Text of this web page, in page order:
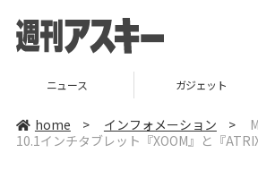
ニュース ガジェット
home > インフォメーション >
10.1インチタブレット『XOOM』と『